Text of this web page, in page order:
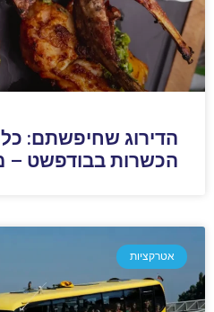
הדירוג שחיפשתם:
הכשרות בבודפשט –
אטרקציות